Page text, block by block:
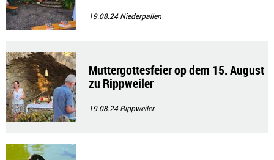
19.08.24Niederpallen
Muttergottesfeier op dem 15. August
zu Rippweiler
19.08.24Rippweiler